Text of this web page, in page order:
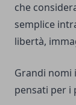
che
semplice
libertà,
Grandi nomi
pensati per i